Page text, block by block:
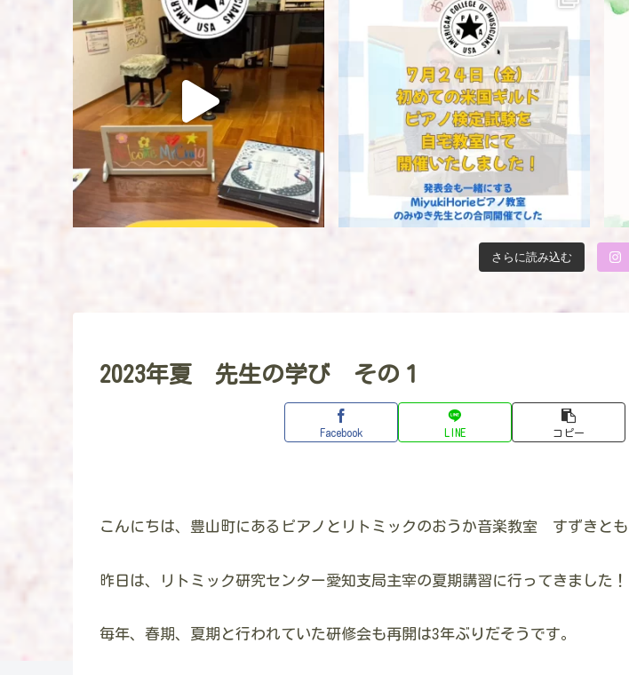
さらに読み込む
2023年夏 先生の学び その１
Facebook LINE コピー
こんにちは、豊山町にあるピアノとリトミックのおうか音楽教室 すずきとも
昨日は、リトミック研究センター愛知支局主宰の夏期講習に行ってきました！
毎年、春期、夏期と行われていた研修会も再開は3年ぶりだそうです。